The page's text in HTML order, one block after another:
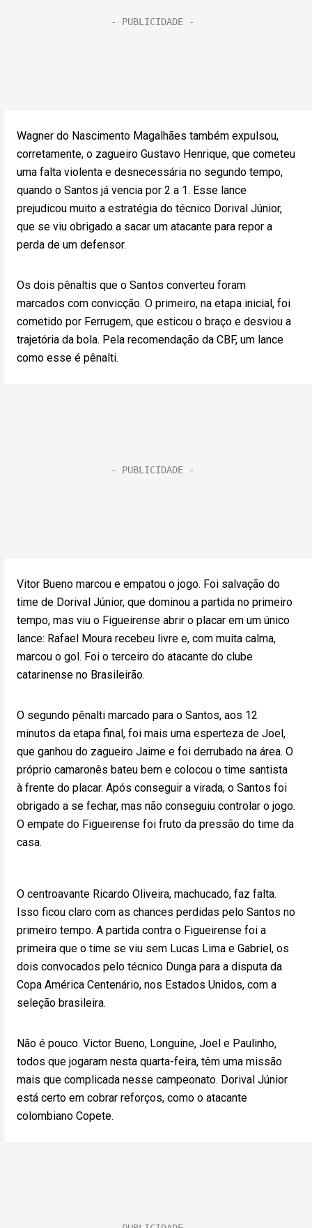
Wagner do Nascimento Magalhães também expulsou,
corretamente, o zagueiro Gustavo Henrique, que cometeu
uma falta violenta e desnecessária no segundo tempo,
quando o Santos já vencia por 2 a 1. Esse lance
prejudicou muito a estratégia do técnico Dorival Júnior,
que se viu obrigado a sacar um atacante para repor a
perda de um defensor.
Os dois pênaltis que o Santos converteu foram
marcados com convicção. O primeiro, na etapa inicial, foi
cometido por Ferrugem, que esticou o braço e desviou a
trajetória da bola. Pela recomendação da CBF, um lance
como esse é pênalti.
Vitor Bueno marcou e empatou o jogo. Foi salvação do
time de Dorival Júnior, que dominou a partida no primeiro
tempo, mas viu o Figueirense abrir o placar em um único
lance: Rafael Moura recebeu livre e, com muita calma,
marcou o gol. Foi o terceiro do atacante do clube
catarinense no Brasileirão.
O segundo pênalti marcado para o Santos, aos 12
minutos da etapa final, foi mais uma esperteza de Joel,
que ganhou do zagueiro Jaime e foi derrubado na área. O
próprio camaronês bateu bem e colocou o time santista
à frente do placar. Após conseguir a virada, o Santos foi
obrigado a se fechar, mas não conseguiu controlar o jogo.
O empate do Figueirense foi fruto da pressão do time da
casa.
O centroavante Ricardo Oliveira, machucado, faz falta.
Isso ficou claro com as chances perdidas pelo Santos no
primeiro tempo. A partida contra o Figueirense foi a
primeira que o time se viu sem Lucas Lima e Gabriel, os
dois convocados pelo técnico Dunga para a disputa da
Copa América Centenário, nos Estados Unidos, com a
seleção brasileira.
Não é pouco. Victor Bueno, Longuine, Joel e Paulinho,
todos que jogaram nesta quarta-feira, têm uma missão
mais que complicada nesse campeonato. Dorival Júnior
está certo em cobrar reforços, como o atacante
colombiano Copete.